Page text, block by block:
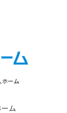
ーム
ム